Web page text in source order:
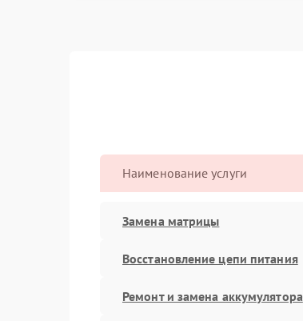
Наименование услуги
Замена матрицы
Восстановление цепи питания
Ремонт и замена аккумулятора